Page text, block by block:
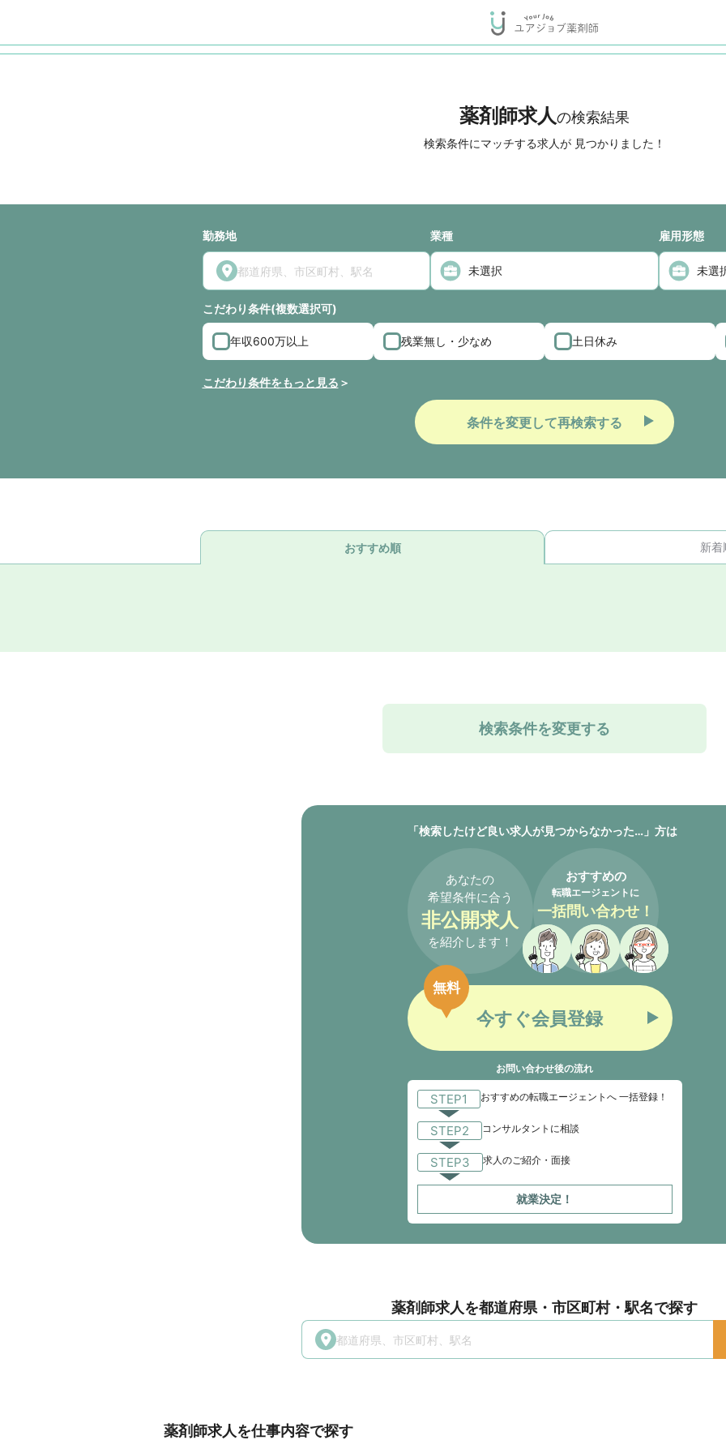
薬剤師求人の検索結果
検索条件にマッチする求人が 見つかりました！
勤務地 業種 雇用形態
こだわり条件(複数選択可)
年収600万以上 残業無し・少なめ 土日休み
こだわり条件をもっと見る
条件を変更して再検索する
おすすめ順 新着
検索条件を変更する
「検索したけど良い求人が見つからなかった…」方は
あなたの
希望条件に合う
非公開求人
を紹介します！
おすすめの
転職エージェントに
一括問い合わせ！
今すぐ会員登録
無料
お問い合わせ後の流れ
STEP1 おすすめの転職エージェントへ 一括登録！
STEP2 コンサルタントに相談
STEP3 求人のご紹介・面接
就業決定！
薬剤師求人を都道府県・市区町村・駅名で探す
薬剤師求人を仕事内容で探す